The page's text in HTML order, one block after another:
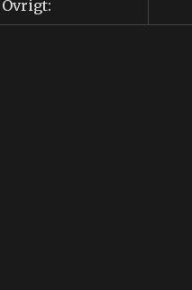
Övrigt: